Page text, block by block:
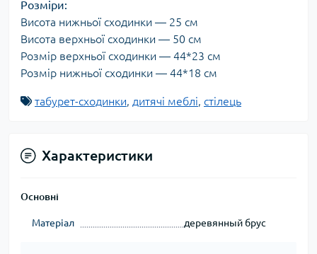
Розміри:
Висота нижньої сходинки — 25 см
Висота верхньої сходинки — 50 см
Розмір верхньої сходинки — 44*23 см
Розмір нижньої сходинки — 44*18 см
табурет-сходинки, дитячі меблі, стілець
Характеристики
Основні
Матеріал деревянный брус